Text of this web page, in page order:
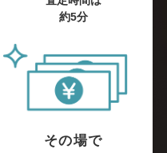
約5分
その場で